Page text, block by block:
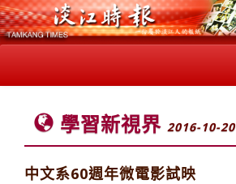
學習新視界 2016-10-20
中文系60週年微電影試映